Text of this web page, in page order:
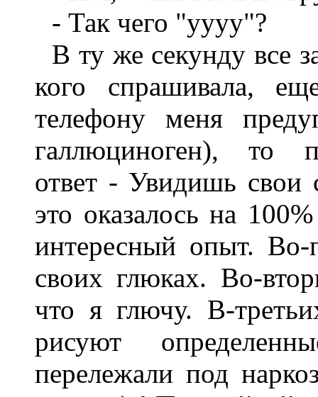
- Так чего "уууу"?
В ту же секунду все
кого спрашивала,
телефону меня
галлюциноген), то
ответ - Увидишь свои
это оказалось на
интересный опыт. Во-
своих глюках. Во-
что я глючу. В-
рисуют
перележали под